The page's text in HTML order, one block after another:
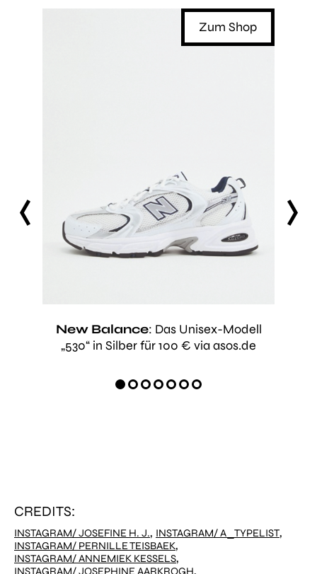
prev next
Zum Shop
New Balance: Das Unisex-Modell
„530“ in Silber für 100 € via asos.de
CREDITS:
INSTAGRAM/ JOSEFINE H. J., INSTAGRAM/ A_TYPELIST,
INSTAGRAM/ PERNILLE TEISBAEK,
INSTAGRAM/ ANNEMIEK KESSELS,
INSTAGRAM/ JOSEPHINE AARKROGH,